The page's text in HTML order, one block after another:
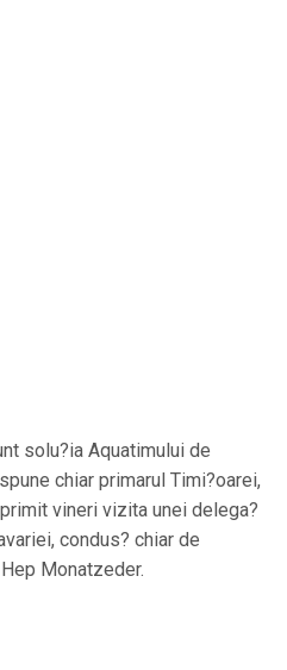
solu?ia Aquatimului de
chiar primarul Timi?oarei,
vineri vizita unei delega?
condus? chiar de
Monatzeder.